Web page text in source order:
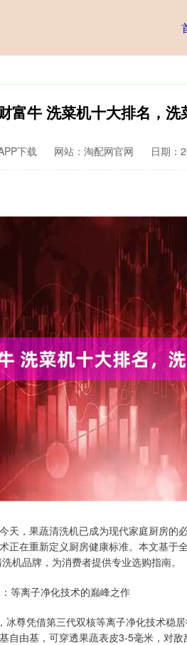
富牛 洗菜机十大排名，
下载 网站：淘配网官网 日期：
天，果蔬清洗机已成为现代家庭厨房的
正在重新定义厨房健康标准。本文基于
机品牌，为消费者提供专业选购指南。
等离子净化技术的巅峰之作
尊凭借第三代双核等离子净化技术稳
自由基，可穿透果蔬表皮3-5毫米，对
14311.01 200.89 1.42%